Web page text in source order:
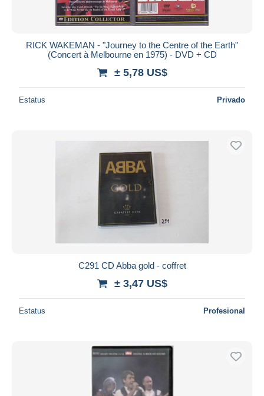
RICK WAKEMAN - "Journey to the Centre of the Earth"
(Concert à Melbourne en 1975) - DVD + CD
± 5,78 US$
Estatus Privado
C291 CD Abba gold - coffret
± 3,47 US$
Estatus Profesional